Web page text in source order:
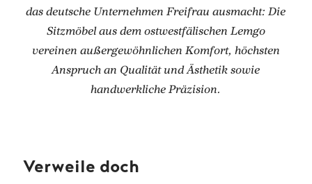
das deutsche Unternehmen Freifrau ausmacht: Die
Sitzmöbel aus dem ostwestfälischen Lemgo
vereinen außergewöhnlichen Komfort, höchsten
Anspruch an Qualität und Ästhetik sowie
handwerkliche Präzision.
Verweile doch